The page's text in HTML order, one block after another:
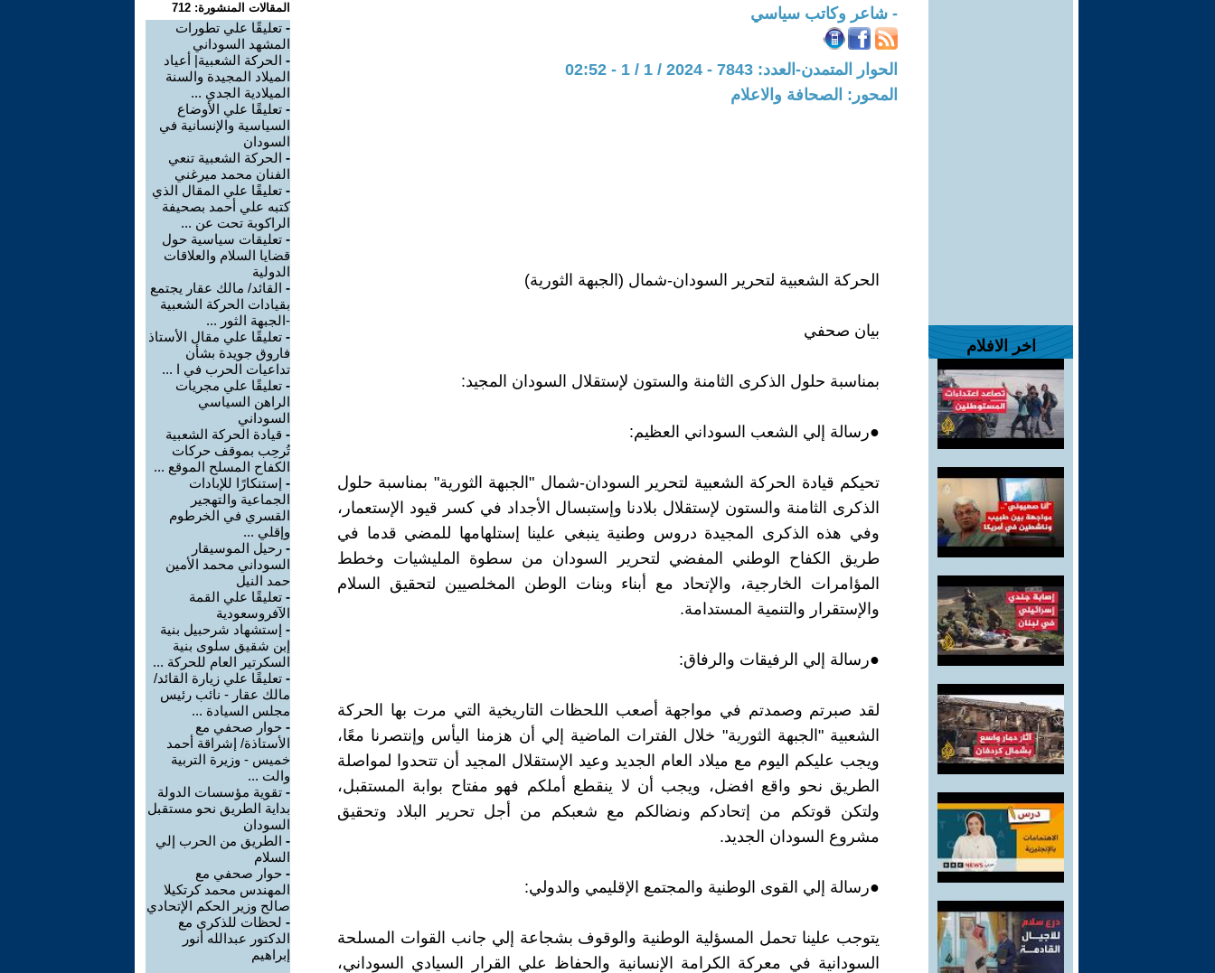
اخر الافلام
- شاعر وكاتب سياسي
الحوار المتمدن-العدد: 7843 - 2024 / 1 / 1 - 02:52
المحور: الصحافة والاعلام
الحركة الشعبية لتحرير السودان-شمال (الجبهة الثورية)
بيان صحفي
بمناسبة حلول الذكرى الثامنة والستون لإستقلال السودان المجيد:
●رسالة إلي الشعب السوداني العظيم:
تحيكم قيادة الحركة الشعبية لتحرير السودان-شمال "الجبهة الثورية" بمناسبة حلول
الذكرى الثامنة والستون لإستقلال بلادنا وإستبسال الأجداد في كسر قيود الإستعمار،
وفي هذه الذكرى المجيدة دروس وطنية ينبغي علينا إستلهامها للمضي قدما في
طريق الكفاح الوطني المفضي لتحرير السودان من سطوة المليشيات وخطط
المؤامرات الخارجية، والإتحاد مع أبناء وبنات الوطن المخلصيين لتحقيق السلام
والإستقرار والتنمية المستدامة.
●رسالة إلي الرفيقات والرفاق:
لقد صبرتم وصمدتم في مواجهة أصعب اللحظات التاريخية التي مرت بها الحركة
الشعبية "الجبهة الثورية" خلال الفترات الماضية إلي أن هزمنا اليأس وإنتصرنا معًا،
ويجب عليكم اليوم مع ميلاد العام الجديد وعيد الإستقلال المجيد أن تتحدوا لمواصلة
الطريق نحو واقع افضل، ويجب أن لا ينقطع أملكم فهو مفتاح بوابة المستقبل،
ولتكن قوتكم من إتحادكم ونضالكم مع شعبكم من أجل تحرير البلاد وتحقيق
مشروع السودان الجديد.
●رسالة إلي القوى الوطنية والمجتمع الإقليمي والدولي:
يتوجب علينا تحمل المسؤلية الوطنية والوقوف بشجاعة إلي جانب القوات المسلحة
السودانية في معركة الكرامة الإنسانية والحفاظ علي القرار السيادي السوداني،
المقالات المنشورة: 712
- تعليقًا علي تطورات
المشهد السوداني
- الحركة الشعبية| أعياد
الميلاد المجيدة والسنة
الميلادية الجدي ...
- تعليقًا علي الأوضاع
السياسية والإنسانية في
السودان
- الحركة الشعبية تنعي
الفنان محمد ميرغني
- تعليقًا علي المقال الذي
كتبه علي أحمد بصحيفة
الراكوبة تحت عن ...
- تعليقات سياسية حول
قضايا السلام والعلاقات
الدولية
- القائد/ مالك عقار يجتمع
بقيادات الحركة الشعبية
-الجبهة الثور ...
- تعليقًا علي مقال الأستاذ
فاروق جويدة بشأن
تداعيات الحرب في ا ...
- تعليقًا علي مجريات
الراهن السياسي
السوداني
- قيادة الحركة الشعبية
تُرحِب بموقف حركات
الكفاح المسلح الموقع ...
- إستنكارًا للإبادات
الجماعية والتهجير
القسري في الخرطوم
وإقلي ...
- رحيل الموسيقار
السوداني محمد الأمين
حمد النيل
- تعليقًا علي القمة
الآفروسعودية
- إستشهاد شرحبيل بنية
إبن شقيق سلوى بنية
السكرتير العام للحركة ...
- تعليقًا علي زيارة القائد/
مالك عقار - نائب رئيس
مجلس السيادة ...
- حوار صحفي مع
الأستاذة/ إشراقة أحمد
خميس - وزيرة التربية
والت ...
- تقوية مؤسسات الدولة
بداية الطريق نحو مستقبل
السودان
- الطريق من الحرب إلي
السلام
- حوار صحفي مع
المهندس محمد كرتكيلا
صالح وزير الحكم الإتحادي
- لحظات للذكرى مع
الدكتور عبدالله أنور
إبراهيم